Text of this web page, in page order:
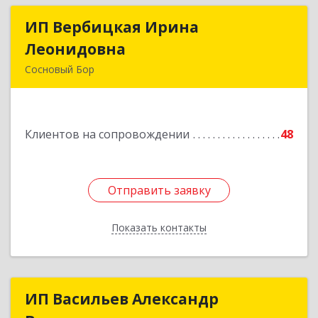
ИП Вербицкая Ирина
Леонидовна
Сосновый Бор
Клиентов на сопровождении 48
Отправить заявку
Показать контакты
ИП Вербицкая Ирина
Подробнее
Отправить заявку
Назад
ИП Васильев Александр
ИП Васильев Александр